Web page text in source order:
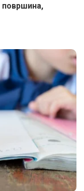
површина,